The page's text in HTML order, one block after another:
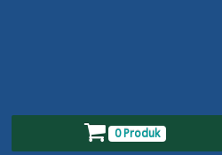
0 Produk